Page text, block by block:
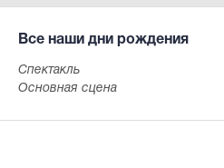
Все наши дни рождения
Спектакль
Основная сцена